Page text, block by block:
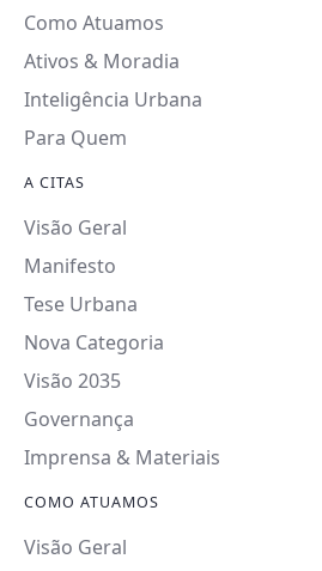
Como Atuamos
Ativos & Moradia
Inteligência Urbana
Para Quem
A CITAS
Visão Geral
Manifesto
Tese Urbana
Nova Categoria
Visão 2035
Governança
Imprensa & Materiais
COMO ATUAMOS
Visão Geral